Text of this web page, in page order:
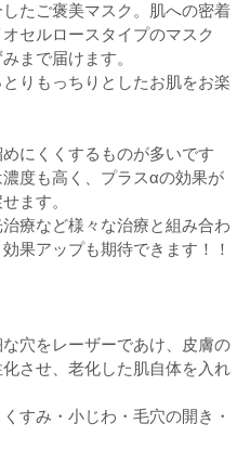
たご褒美マスク。肌への密着
セルロースタイプのマスク
まで届けます。
りもっちりとしたお肌をお楽
にくくするものが多いです
度も高く、プラスαの効果が
ます。
療など様々な治療と組み合わ
果アップも期待できます！！
穴をレーザーであけ、皮膚の
させ、老化した肌自体を入れ
すみ・小じわ・毛穴の開き・